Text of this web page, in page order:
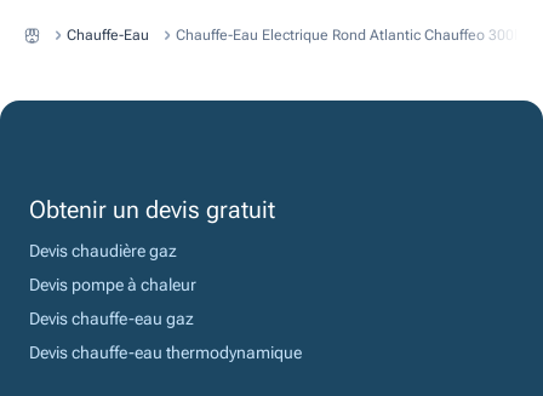
Chauffe-Eau Chauffe-Eau Electrique Rond Atlantic Chauffeo 300l
Obtenir un devis gratuit
Devis chaudière gaz
Devis pompe à chaleur
Devis chauffe-eau gaz
Devis chauffe-eau thermodynamique